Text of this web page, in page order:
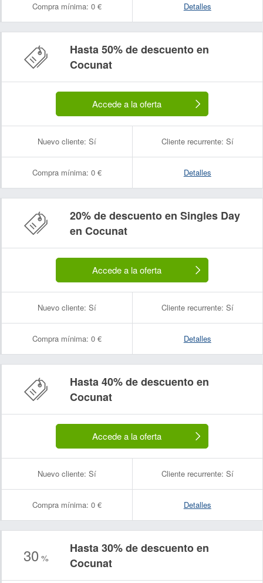
Compra mínima: 0 € Detalles
Hasta 50% de descuento en
Cocunat
Accede a la oferta
Nuevo cliente: Sí Cliente recurrente: Sí
Compra mínima: 0 € Detalles
20% de descuento en Singles Day
en Cocunat
Accede a la oferta
Nuevo cliente: Sí Cliente recurrente: Sí
Compra mínima: 0 € Detalles
Hasta 40% de descuento en
Cocunat
Accede a la oferta
Nuevo cliente: Sí Cliente recurrente: Sí
Compra mínima: 0 € Detalles
30 %
Hasta 30% de descuento en
Cocunat
Nombre:
Correo electrónico: